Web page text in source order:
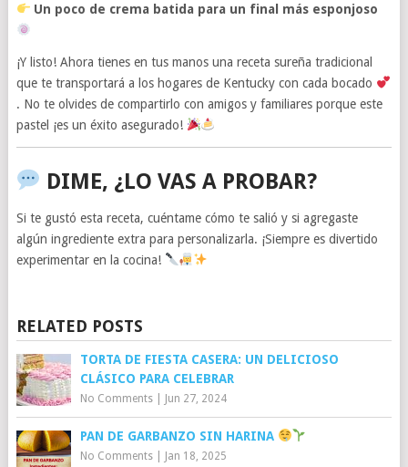
Un poco de crema batida para un final más esponjoso
¡Y listo! Ahora tienes en tus manos una receta sureña tradicional
que te transportará a los hogares de Kentucky con cada bocado
. No te olvides de compartirlo con amigos y familiares porque este
pastel ¡es un éxito asegurado!
DIME, ¿LO VAS A PROBAR?
Si te gustó esta receta, cuéntame cómo te salió y si agregaste
algún ingrediente extra para personalizarla. ¡Siempre es divertido
experimentar en la cocina!
RELATED POSTS
TORTA DE FIESTA CASERA: UN DELICIOSO
CLÁSICO PARA CELEBRAR
No Comments| Jun 27, 2024
PAN DE GARBANZO SIN HARINA
No Comments| Jan 18, 2025